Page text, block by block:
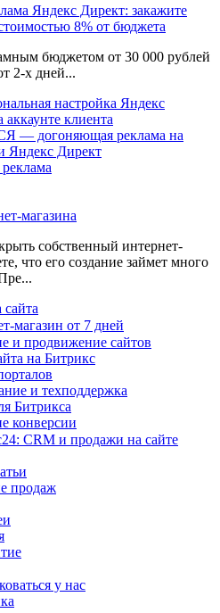
Яндекс Директ: закажите
8% от бюджета
бюджетом от 30 000 рублей
2-х дней...
настройка Яндекс
аккаунте клиента
— догоняющая реклама на
Яндекс Директ
магазина
собственный интернет-
что его создание займет много
сайта
магазин от 7 дней
и продвижение сайтов
на Битрикс
и техподдержка
Битрикса
конверсии
CRM и продажи на сайте
продаж
у нас